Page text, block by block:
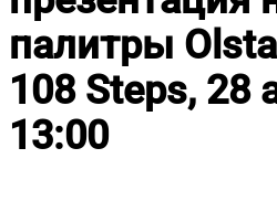
палитры
108 Steps, 28
13:00